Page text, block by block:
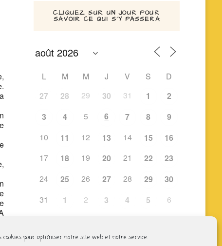
cookies pour optimiser notre site web et notre service.
CLIQUEZ SUR UN JOUR POUR
SAVOIR CE QUI S’Y PASSERA
L M M J V S
D
27
28 29 30 31 1
2
3
4 5 6 7 8
9
10
11 12 13 14 15
16
17
18 19 20 21 22
23
24
25 26 27 28 29
30
31
1 2 3 4 5 6